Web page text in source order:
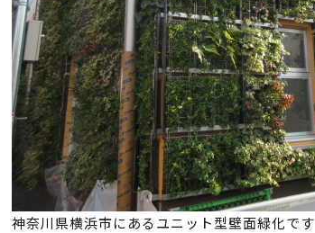
神奈川県横浜市にあるユニット型壁面緑化です